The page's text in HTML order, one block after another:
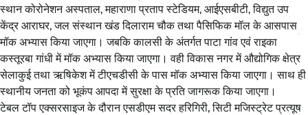
स्थान कोरोनेशन अस्पताल, महाराणा प्रताप स्टेडियम, आईएसबीटी, विद्युत उप
केंद्र आराघर, जल संस्थान खंड दिलाराम चौक तथा पैसिफिक मॉल के आसपास
मॉक अभ्यास किया जाएगा। जबकि कालसी के अंतर्गत पाटा गांव एवं राइका
कस्तूरबा गांधी में मॉक अभ्यास किया जाएगा। वही विकास नगर में औद्योगिक क्षेत्र
सेलाकुई तथा ऋषिकेश में टीएचडीसी के पास मॉक अभ्यास किया जाएगा। साथ ही
स्थानीय जनता को भूकंप आपदा में सुरक्षा के प्रति जागरूक किया जाएगा।
टेबल टॉप एक्सरसाइज के दौरान एसडीएम सदर हरिगिरी, सिटी मजिस्ट्रेट प्रत्यूष